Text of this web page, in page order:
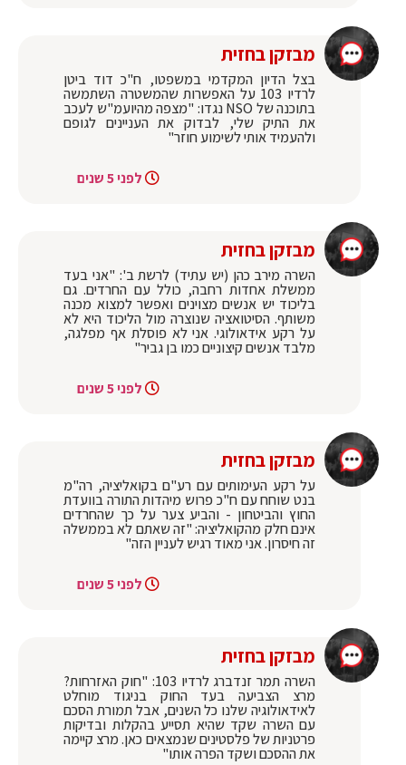
מבזקן בחזית
‏בצל הדיון המקדמי במשפטו, ח"כ ‎דוד ביטן
לרדיו 103 על האפשרות שהמשטרה השתמשה
בתוכנה של NSO נגדו: "מצפה מהיועמ"ש לעכב
את התיק שלי, לבדוק את העניינים לגופם
ולהעמיד אותי לשימוע חוזר"
לפני 5 שנים
מבזקן בחזית
‏השרה מירב כהן (יש עתיד) לרשת ב': "אני בעד
ממשלת אחדות רחבה, כולל עם החרדים. גם
בליכוד יש אנשים מצוינים ואפשר למצוא מכנה
משותף. הסיטואציה שנוצרה מול הליכוד היא לא
על רקע אידאולוגי. אני לא פוסלת אף מפלגה,
מלבד אנשים קיצוניים כמו בן גביר"
לפני 5 שנים
מבזקן בחזית
‏על רקע העימותים עם רע"ם בקואליציה, רה"מ
בנט שוחח עם ח"כ פרוש מיהדות התורה בוועדת
החוץ והביטחון - והביע צער על כך שהחרדים
אינם חלק מהקואליציה: "זה שאתם לא בממשלה
זה חיסרון. אני מאוד רגיש לעניין הזה"
לפני 5 שנים
מבזקן בחזית
‏השרה ‎תמר זנדברג לרדיו 103: "חוק האזרחות?
מרצ הצביעה בעד החוק בניגוד מוחלט
לאידאולוגיה שלנו כל השנים, אבל תמורת הסכם
עם השרה שקד שהיא תסייע בהקלות ובדיקות
פרטניות של פלסטינים שנמצאים כאן. מרצ קיימה
את ההסכם ושקד הפרה אותו"